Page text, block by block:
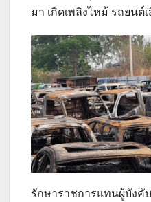
มา เกิดเพลิงไหม้ รถยนต์
รักษาราชการแทนผู้บังคั